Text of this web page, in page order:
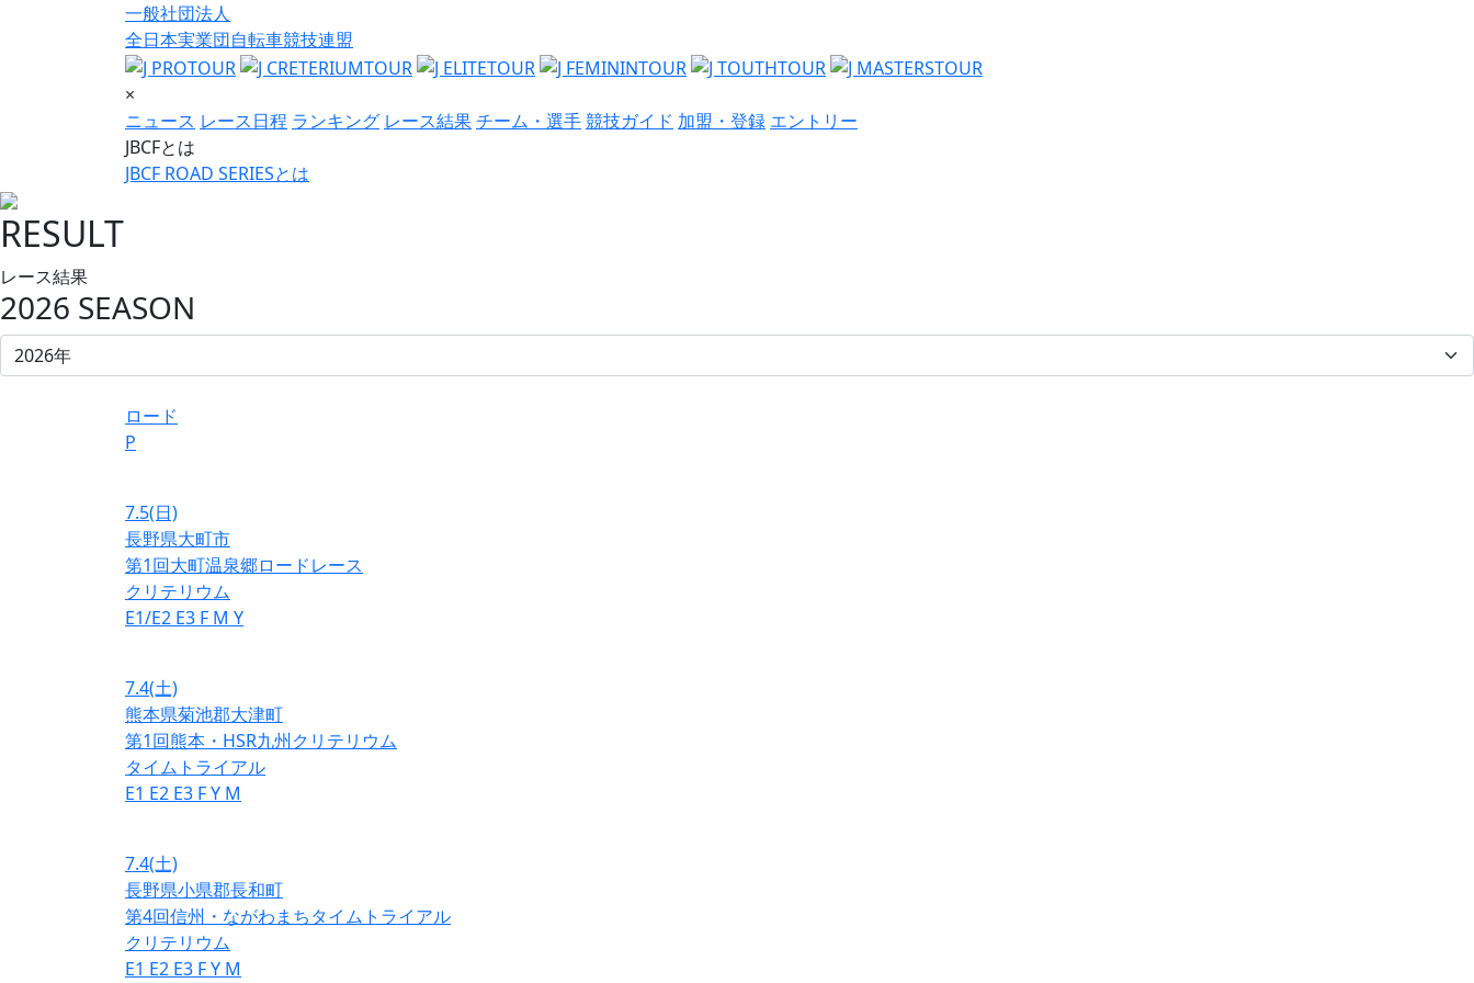
一般社団法人
全日本実業団自転車競技連盟
×
ニュース レース日程 ランキング レース結果チーム・選手競技ガイド 加盟・登録 エントリー
JBCFとは
JBCF ROAD SERIESとは
RESULT
レース結果
2026 SEASON
ロード
P
7.5(日)
長野県大町市
第1回大町温泉郷ロードレース
クリテリウム
E1/E2 E3 F M Y
7.4(土)
熊本県菊池郡大津町
第1回熊本・HSR九州クリテリウム
タイムトライアル
E1 E2 E3 FY M
7.4(土)
長野県小県郡長和町
第4回信州・ながわまちタイムトライアル
クリテリウム
E1 E2 E3 FY M